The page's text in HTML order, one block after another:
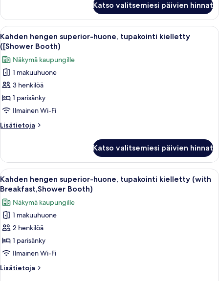
Bed
w160cm)
kuvat
standard-
huone,
tupakointi
kielletty
(with
Breakfast,Wide
Bed
w160cm)
Katso valitsemiesi päivien hinnat
Avaa
kaikki
huonetyypin
Kahden
hengen
superior-
huone,
tupakointi
kielletty
([Shower
kuvat
Moderni hotellihuone, jossa on
5
Kahden hengen superior-huone, tupakointi kielletty
([Shower Booth)
Näkymä kaupungille
1 makuuhuone
3 henkilöä
1 parisänky
Ilmainen Wi-Fi
Lisätietoja
Lisätietoja
superior-
huone,
tupakointi
kielletty
Booth)
Katso valitsemiesi päivien hinnat
Avaa
kaikki
huonetyypin
Kahden
hengen
superior-
huone,
tupakointi
kielletty
(with
Moderni hotellihuone, jossa on
5
Kahden hengen superior-huone, tupakointi kielletty (with
Breakfast,Shower Booth)
Näkymä kaupungille
1 makuuhuone
2 henkilöä
1 parisänky
Ilmainen Wi-Fi
Lisätietoja
Lisätietoja